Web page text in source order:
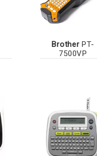
BrotherPT-
7500VP